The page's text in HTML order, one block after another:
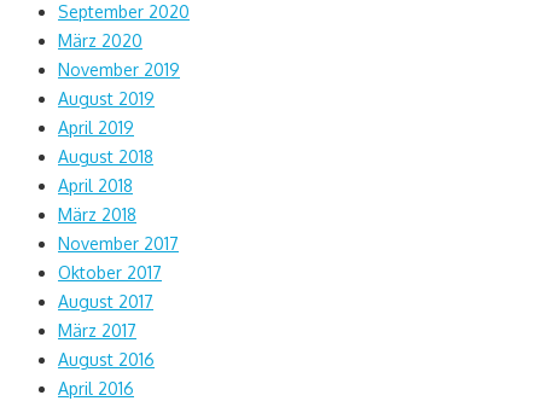
September 2020
März 2020
November 2019
August 2019
April 2019
August 2018
April 2018
März 2018
November 2017
Oktober 2017
August 2017
März 2017
August 2016
April 2016